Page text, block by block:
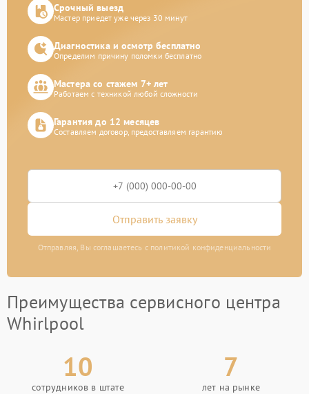
Срочный выезд
Мастер приедет уже через 30 минут
Диагностика и осмотр бесплатно
Определим причину поломки бесплатно
Мастера со стажем 7+ лет
Работаем с техникой любой сложности
Гарантия до 12 месяцев
Составляем договор, предоставляем гарантию
Отправить заявку
Отправляя, Вы соглашаетесь с политикой конфиденциальности
Преимущества сервисного центра
Whirlpool
10
сотрудников в штате
7
лет на рынке